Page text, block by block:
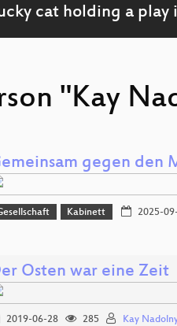
"Kay
gegen den
Kabinett 2025-
Osten war eine Zeit
2019-06-28 285 Kay